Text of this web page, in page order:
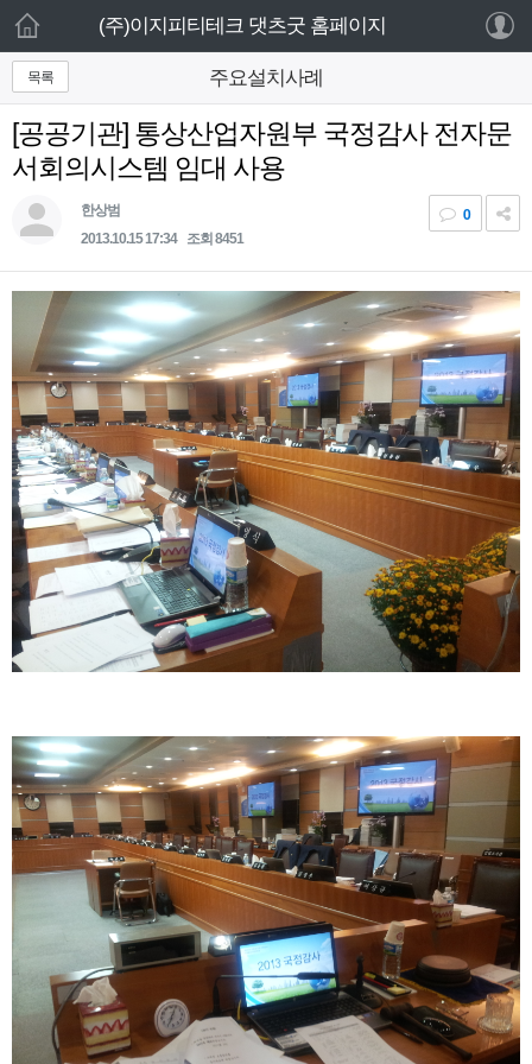
로그인 하세요
로그인 회원가입
홈
주요제품
웹서비스
고객센터
설치사례
회사소개
새 알림
내 알림을 확인하기 위해서는 로그인이 필요합
니다.
(주)이지피티테크 댓츠굿 홈페이지
목록 주요설치사례
[공공기관] 통상산업자원부 국정감사 전자문
서회의시스템 임대 사용
한상범
2013.10.15 17:34
조회 8451
0